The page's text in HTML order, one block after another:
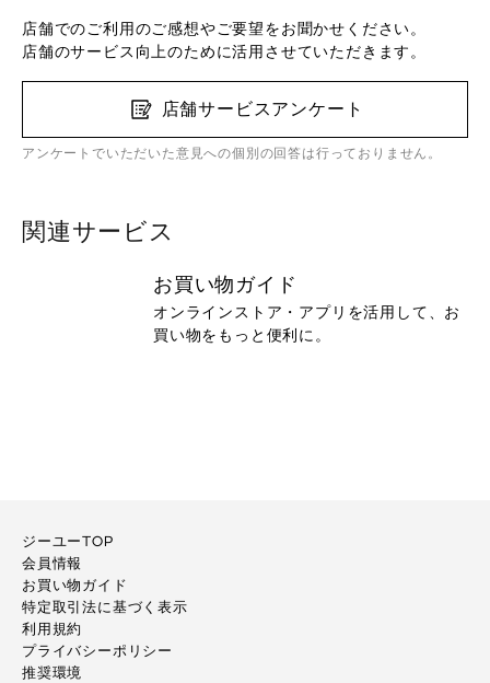
店舗でのご利用のご感想やご要望をお聞かせください。
店舗のサービス向上のために活用させていただきます。
店舗サービスアンケート
アンケートでいただいた意見への個別の回答は行っておりません。
関連サービス
お買い物ガイド
オンラインストア・アプリを活用して、お
買い物をもっと便利に。
ジーユーTOP
会員情報
お買い物ガイド
特定取引法に基づく表示
利用規約
プライバシーポリシー
推奨環境